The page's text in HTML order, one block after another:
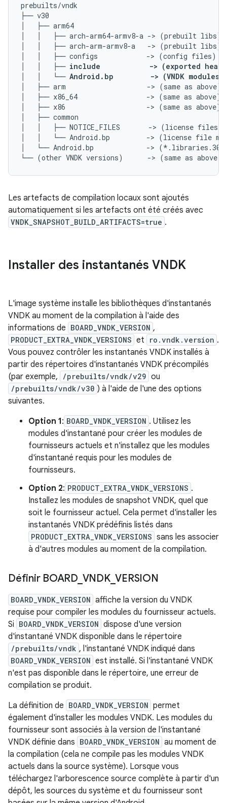
prebuilts/vndk
├── v30
│   ├── arm64
│   │   ├── arch-arm64-armv8-a -> (prebuilt libs)
│   │   ├── arch-arm-armv8-a   -> (prebuilt libs)
│   │   ├── configs            -> (config files)
│   │   ├── include            -> (exported
│   │   └── Android.bp         -> (VNDK modules
│   ├── arm                    -> (same as above)
│   ├── x86_64                 -> (same as above)
│   ├── x86                    -> (same as above)
│   ├── common
│   │   ├── NOTICE_FILES       -> (license files)
│   │   └── Android.bp         -> (license file
│   └── Android.bp             ->
Les artefacts de compilation locaux sont ajoutés
automatiquement si les artefacts ont été créés avec
VNDK_SNAPSHOT_BUILD_ARTIFACTS=true .
Installer des instantanés VNDK
L'image système installe les bibliothèques d'instantanés
VNDK au moment de la compilation à l'aide des
informations de BOARD_VNDK_VERSION ,
PRODUCT_EXTRA_VNDK_VERSIONS et ro.vndk.version .
Vous pouvez contrôler les instantanés VNDK installés à
partir des répertoires d'instantanés VNDK précompilés
(par exemple,
/prebuilts/vndk/v29 ou
/prebuilts/vndk/v30 ) à l'aide de l'une des options
suivantes.
Option 1: BOARD_VNDK_VERSION . Utilisez les
modules d'instantané pour créer les modules de
fournisseurs actuels et n'installez que les modules
d'instantané requis pour les modules de
fournisseurs.
Option 2: PRODUCT_EXTRA_VNDK_VERSIONS .
Installez les modules de snapshot VNDK, quel que
soit le fournisseur actuel. Cela permet d'installer les
instantanés VNDK prédéfinis listés dans
PRODUCT_EXTRA_VNDK_VERSIONS sans les associer
à d'autres modules au moment de la compilation.
Définir BOARD_ VNDK_VERSION
BOARD_VNDK_VERSION affiche la version du VNDK
requise pour compiler les modules du fournisseur actuels.
Si BOARD_VNDK_VERSION dispose d'une version
d'instantané VNDK disponible dans le répertoire
/prebuilts/vndk , l'instantané VNDK indiqué dans
BOARD_VNDK_VERSION est installé. Si l'instantané VNDK
n'est pas disponible dans le répertoire, une erreur de
compilation se produit.
La définition de BOARD_VNDK_VERSION permet
également d'installer les modules VNDK. Les modules du
fournisseur sont associés à la version de l'instantané
VNDK définie dans BOARD_VNDK_VERSION au moment de
la compilation (cela ne compile pas les modules VNDK
actuels dans la source système). Lorsque vous
téléchargez l'arborescence source complète à partir d'un
dépôt, les sources du système et du fournisseur sont